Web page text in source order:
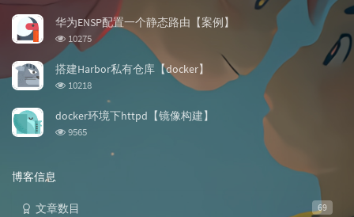
次
数:
华为ENSP配置一个静态路由【案例】
浏
览
次
数:
10275
搭建Harbor私有仓库【docker】
浏
次
10218
docker环境下httpd【镜像构建】
浏
9565
博客信息
69
文章数目